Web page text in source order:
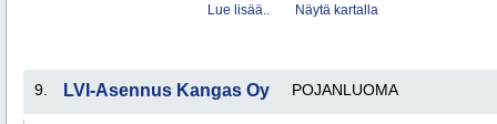
Lue lisää..
Näytä kartalla
9. LVI-Asennus Kangas Oy POJANLUOMA